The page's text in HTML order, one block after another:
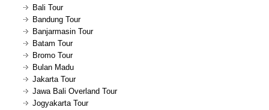
Bali Tour
Bandung Tour
Banjarmasin Tour
Batam Tour
Bromo Tour
Bulan Madu
Jakarta Tour
Jawa Bali Overland Tour
Jogyakarta Tour